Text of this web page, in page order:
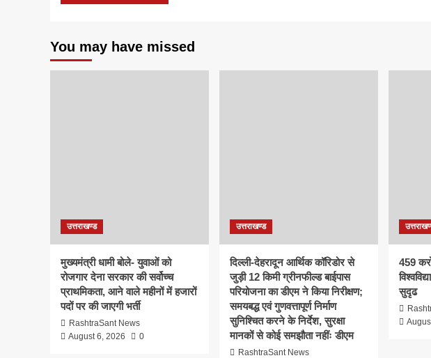
You may have missed
उत्तराखण्ड
मुख्यमंत्री धामी बोले- युवाओं को
रोजगार देना सरकार की सर्वोच्च
प्राथमिकता, आने वाले महीनों में हजारों
पदों पर की जाएगी भर्ती
RashtraSant News
August 6, 2026
0
उत्तराखण्ड
दिल्ली-देहरादून आर्थिक कॉरिडोर से
जुड़ी 12 किमी ग्रीनफील्ड बाईपास
परियोजना का डीएम ने किया निरीक्षण;
समयबद्ध एवं गुणवत्तापूर्ण निर्माण
सुनिश्चित करने के निर्देश, सुरक्षा
मानकों से कोई समझौता नहींः डीएम
RashtraSant News
459
सुदृढ